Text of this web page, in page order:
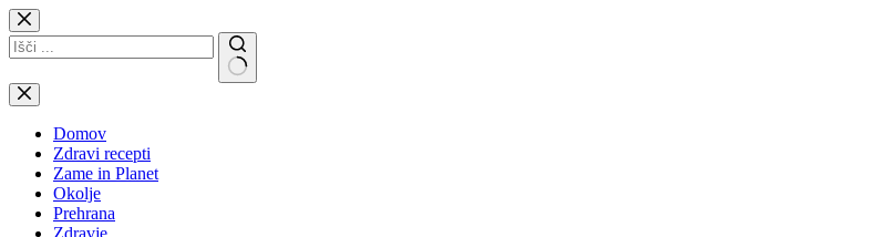
Skip
to
content
No
results
Domov
Zdravi recepti
Zame in Planet
Okolje
Prehrana
Zdravje